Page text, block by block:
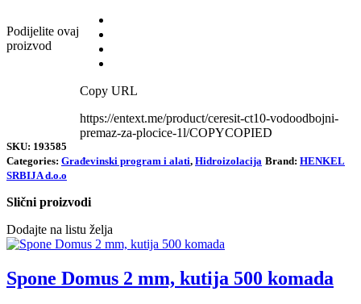
Podijelite ovaj
proizvod
Copy URL
https://entext.me/product/ceresit-ct10-vodoodbojni-
premaz-za-plocice-1l/COPYCOPIED
SKU: 193585
Categories: Građevinski program i alati, Hidroizolacija Brand: HENKEL
SRBIJA d.o.o
Slični proizvodi
Dodajte na listu želja
Spone Domus 2 mm, kutija 500 komada